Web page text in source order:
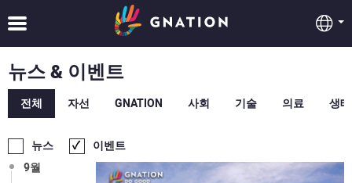
뉴스 & 이벤트
전체 자선 GNATION 사회 기술 의료 생태
뉴스
이벤트
9월